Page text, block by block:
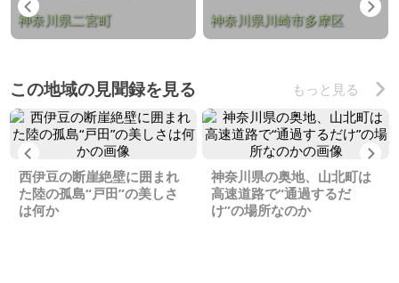
神奈川県二宮町 神奈川県川崎市多摩区
この地域の見聞録を見る もっと見る
Previous
西伊豆の断崖絶壁に囲まれ
た陸の孤島“戸田”の美しさ
は何か
神奈川県の奥地、山北町は
高速道路で“通過するだ
け”の場所なのか